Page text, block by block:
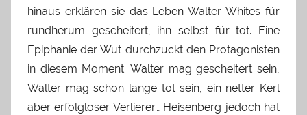
hinaus erklären sie das Leben Walter Whites für
rundherum gescheitert, ihn selbst für tot. Eine
Epiphanie der Wut durchzuckt den Protagonisten
in diesem Moment: Walter mag gescheitert sein,
Walter mag schon lange tot sein, ein netter Kerl
aber erfolgloser Verlierer… Heisenberg jedoch hat